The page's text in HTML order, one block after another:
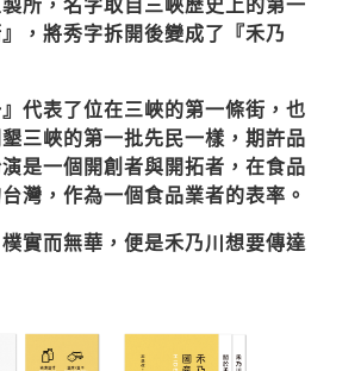
所，名字取自三峽歷史上的第一
，將秀字拆開後變成了『禾乃
代表了位在三峽的第一條街，也
三峽的第一批先民一樣，期許品
是一個開創者與開拓者，在食品
灣，作為一個食品業者的表率。
實而無華，便是禾乃川想要傳達